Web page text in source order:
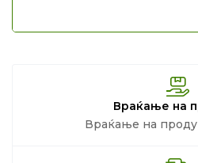
Враќање на
Враќање на